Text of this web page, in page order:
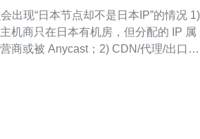
出现“日本节点却不是日本IP”的情况 1)
机商只在日本有机房，但分配的 IP 属
商或被 Anycast；2) CDN/代理/出口节
CGNAT，IP 所属地与物理位置不一致；